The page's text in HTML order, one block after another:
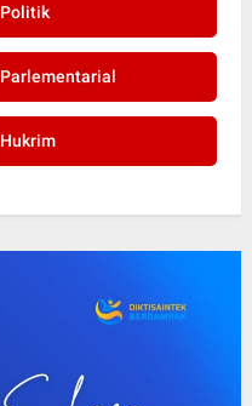
Politik
Parlementarial
Hukrim